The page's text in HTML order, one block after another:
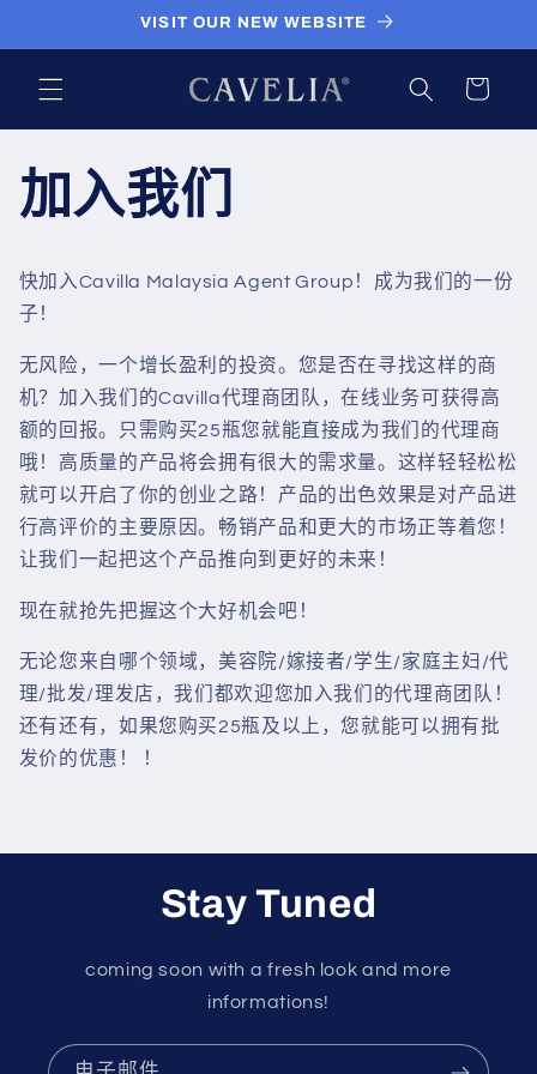
VISIT OUR NEW WEBSITE
物
加入我们
快加入Cavilla Malaysia Agent Group！成为我们的一份
子！
无风险，一个增长盈利的投资。您是否在寻找这样的商
机？加入我们的Cavilla代理商团队，在线业务可获得高
额的回报。只需购买25瓶您就能直接成为我们的代理商
哦！高质量的产品将会拥有很大的需求量。这样轻轻松松
就可以开启了你的创业之路！产品的出色效果是对产品进
行高评价的主要原因。畅销产品和更大的市场正等着您！
让我们一起把这个产品推向到更好的未来！
现在就抢先把握这个大好机会吧！
无论您来自哪个领域，美容院/嫁接者/学生/家庭主妇/代
理/批发/理发店，我们都欢迎您加入我们的代理商团队！
还有还有，如果您购买25瓶及以上，您就能可以拥有批
发价的优惠！ ！
Stay Tuned
coming soon with a fresh look and more
informations!